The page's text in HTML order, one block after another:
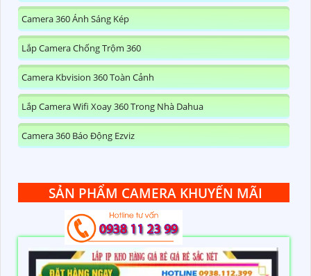
Camera 360 Ánh Sáng Kép
Lắp Camera Chống Trộm 360
Camera Kbvision 360 Toàn Cảnh
Lắp Camera Wifi Xoay 360 Trong Nhà Dahua
Camera 360 Báo Động Ezviz
SẢN PHẨM CAMERA KHUYẾN MÃI